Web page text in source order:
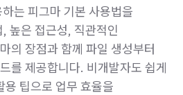
는 피그마 기본 사용법을
높은 접근성, 직관적인
의 장점과 함께 파일 생성부터
를 제공합니다. 비개발자도 쉽게
용 팁으로 업무 효율을